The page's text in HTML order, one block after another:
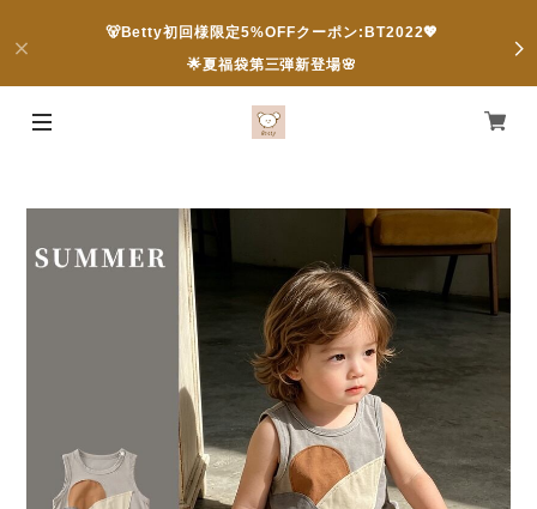
🐻Betty初回様限定5%OFFクーポン:BT2022💖
🌟夏福袋第三弾新登場🌸